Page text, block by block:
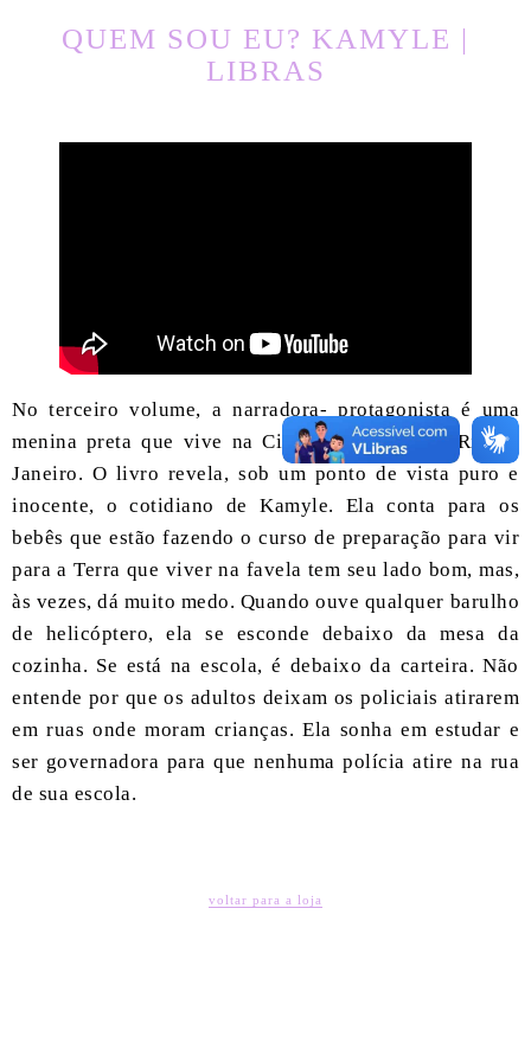
QUEM SOU EU? KAMYLE |
LIBRAS
No terceiro volume, a narradora- protagonista é uma
menina preta que vive na Cidade de Deus, no Rio de
Janeiro. O livro revela, sob um ponto de vista puro e
inocente, o cotidiano de Kamyle. Ela conta para os
bebês que estão fazendo o curso de preparação para vir
para a Terra que viver na favela tem seu lado bom, mas,
às vezes, dá muito medo. Quando ouve qualquer barulho
de helicóptero, ela se esconde debaixo da mesa da
cozinha. Se está na escola, é debaixo da carteira. Não
entende por que os adultos deixam os policiais atirarem
em ruas onde moram crianças. Ela sonha em estudar e
ser governadora para que nenhuma polícia atire na rua
de sua escola.
voltar para a loja